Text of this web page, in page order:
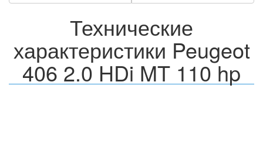
Технические
характеристики Peugeot
406 2.0 HDi MT 110 hp